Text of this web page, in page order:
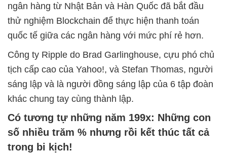
ngân hàng từ Nhật Bản và Hàn Quốc đã bắt đầu
thử nghiệm Blockchain để thực hiện thanh toán
quốc tế giữa các ngân hàng với mức phí rẻ hơn.
Công ty Ripple do Brad Garlinghouse, cựu phó chủ
tịch cấp cao của Yahoo!, và Stefan Thomas, người
sáng lập và là người đồng sáng lập của 6 tập đoàn
khác chung tay cùng thành lập.
Có tương tự những năm 199x: Những con
số nhiều trăm % nhưng rồi kết thúc tất cả
trong bi kịch!